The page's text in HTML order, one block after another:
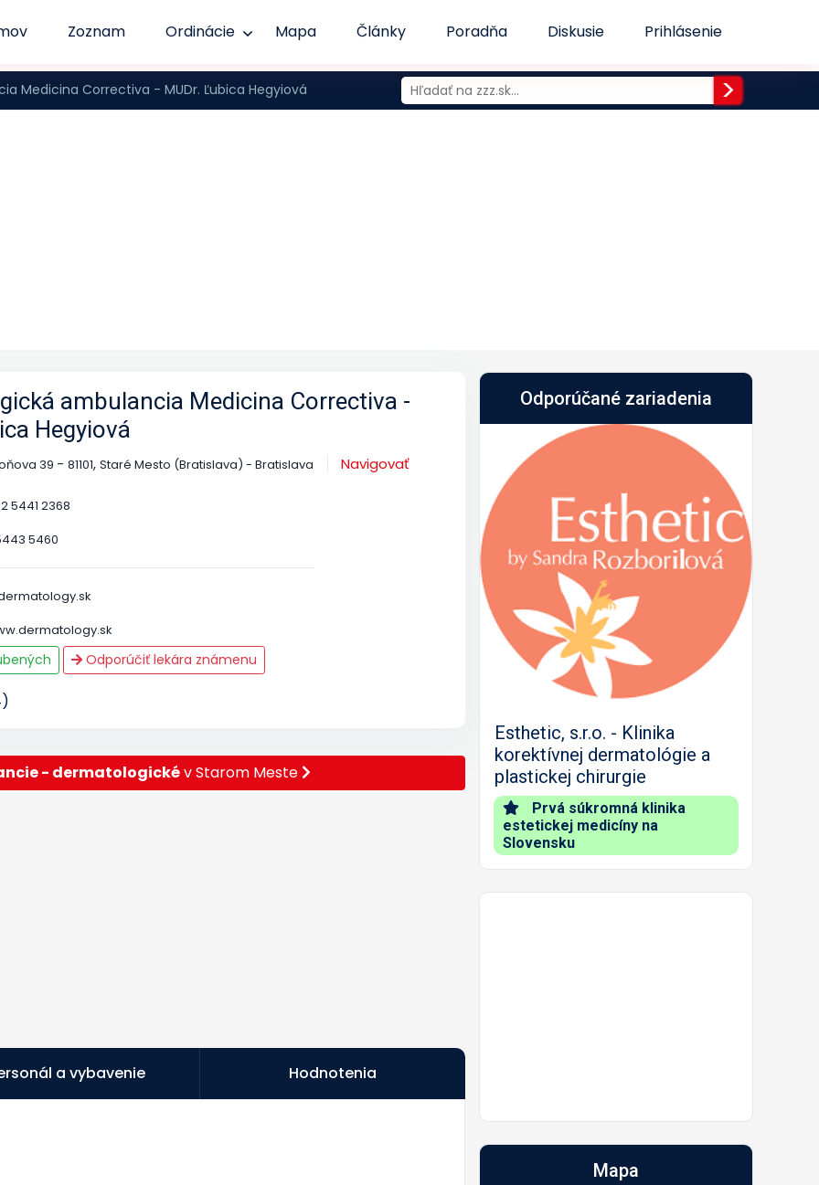
Zoznam Ordinácie Mapa Články Poradňa Diskusie Prihlásenie
Medicina Correctiva - MUDr. Ľubica Hegyiová
ambulancia Medicina Correctiva -
Hegyiová
39 - 81101, Staré Mesto (Bratislava) - Bratislava
5441 2368
5460
Odporúčiť lekára známenu
Navigovať
- dermatologickév Starom Meste
a vybavenie Hodnotenia
Odporúčané zariadenia
Esthetic, s.r.o. - Klinika
korektívnej dermatológie a
plastickej chirurgie
Prvá súkromná klinika
estetickej medicíny na
Slovensku
Predch.
Mapa